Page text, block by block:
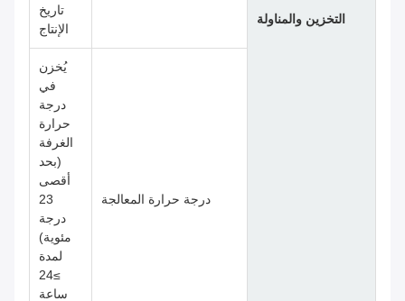
التخزين والمناولة
تاريخ
الإنتاج
درجة حرارة المعالجة
يُخزن
في
درجة
حرارة
الغرفة
(بحد
أقصى
23
درجة
مئوية)
لمدة
≥24
ساعة